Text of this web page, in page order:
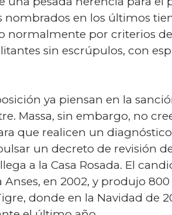
nombrados en los últimos
normalmente por criterios
sin escrúpulos, con
ya piensan en la
Massa, sin embargo, no
que realicen un
un decreto de revisión
a la Casa Rosada. El
en 2002, y produjo
donde en la Navidad de